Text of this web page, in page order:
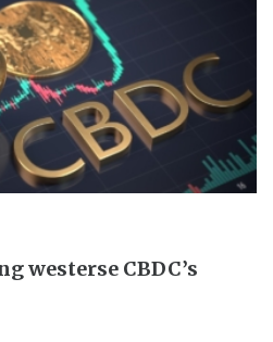
westerse CBDC’s